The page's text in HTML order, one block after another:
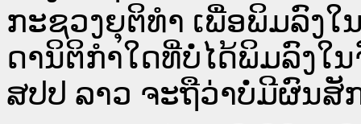
ກະຊວງຍຸຕິທໍາ ເພື່ອພິມລົງ
ດາ​ນິ​ຕິ​ກຳ​ໃດ​ທີ່ບໍ່​ໄດ້​ພິມ​ລົງ​ໃ
ສປ​ປ ລາວ ​ຈະຖື​ວ່າບໍ່​ມີ​ຜົນ​ສັ